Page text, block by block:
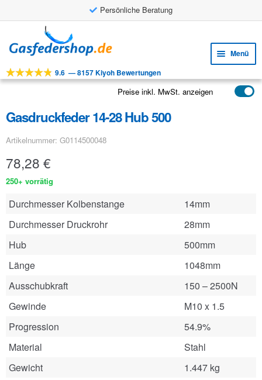
Persönliche Beratung
Navigation
springen
Inhalt
springen
Menü
Werkzeuge
Anwendungen
Kundenservice
FAQ
9.6 —8157 Kiyoh Bewertungen
Preise inkl. MwSt. anzeigen
Gasdruckfeder 14-28 Hub 500
Artikelnummer: G0114500048
78,28 €
250+ vorrätig
Durchmesser Kolbenstange
14mm
Durchmesser Druckrohr
28mm
Hub
500mm
Länge
1048mm
Ausschubkraft
150 – 2500N
Gewinde
M10 x 1.5
Progression
54.9%
Material
Stahl
Gewicht
1.447 kg